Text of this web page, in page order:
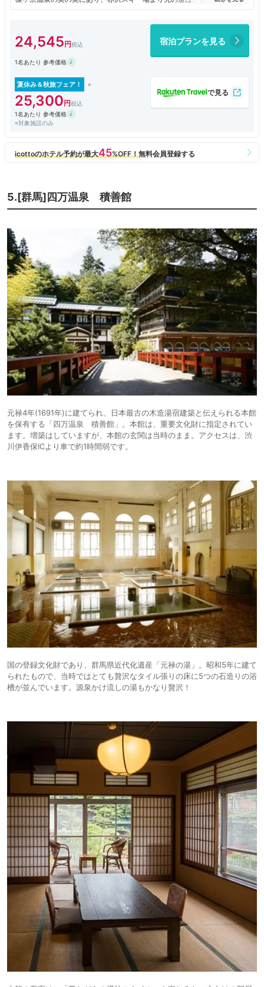
以外通ることはありません。
それも、日本画の巨匠である東山魁夷が1週間泊まった部屋です。
創業140年。
混浴には少し戸惑いましたが、古い良きものは残しつつ、新たなことにト
ライする若旦那の心意気が素晴らしいと思いました。
リピありです！
24,545 宿泊プランを見る
1名あたり 参考価格
夏休み＆秋旅フェア！
25,300
1名あたり 参考価格
※対象施設のみ
5.[群馬]四万温泉 積善館
元禄4年(1691年)に建てられ、日本最古の木造湯宿建築と伝えられる本館
を保有する「四万温泉 積善館」。本館は、重要文化財に指定されてい
ます。増築はしていますが、本館の玄関は当時のまま。アクセスは、渋
川伊香保ICより車で約1時間弱です。
国の登録文化財であり、群馬県近代化遺産「元禄の湯」。昭和5年に建て
られたもので、当時ではとても贅沢なタイル張りの床に5つの石造りの浴
槽が並んでいます。源泉かけ流しの湯もかなり贅沢！